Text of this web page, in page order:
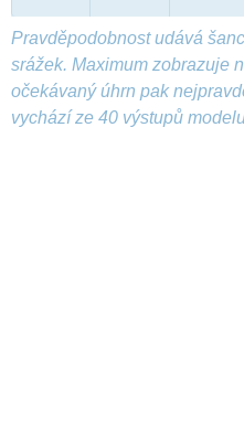
Pravděpodobnost udává
srážek. Maximum zobrazuje
očekávaný úhrn pak
vychází ze 40 výstupů